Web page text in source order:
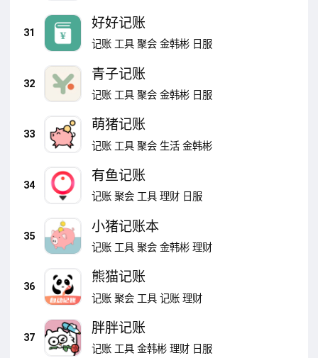
31
好好记账
记账 工具 聚会 金韩彬 日服
32
青子记账
记账 工具 聚会 金韩彬 日服
33
萌猪记账
记账 工具 聚会 生活 金韩彬
34
有鱼记账
记账 聚会 工具 理财 日服
35
小猪记账本
记账 工具 聚会 金韩彬 理财
36
熊猫记账
记账 聚会 工具 记账 理财
37
胖胖记账
记账 工具 金韩彬 理财 日服